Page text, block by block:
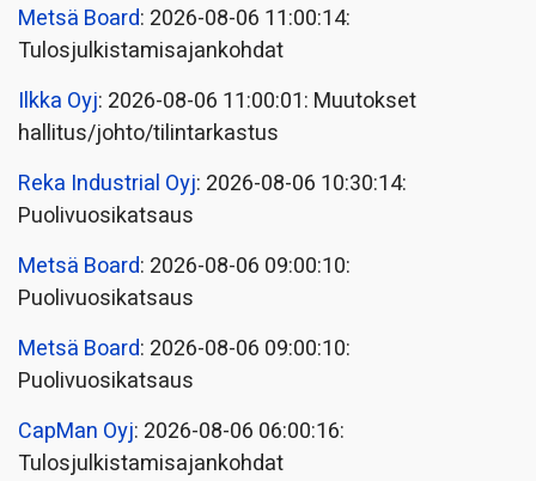
Metsä Board: 2026-08-06 11:00:14:
Tulosjulkistamisajankohdat
Ilkka Oyj: 2026-08-06 11:00:01: Muutokset
hallitus/johto/tilintarkastus
Reka Industrial Oyj: 2026-08-06 10:30:14:
Puolivuosikatsaus
Metsä Board: 2026-08-06 09:00:10:
Puolivuosikatsaus
Metsä Board: 2026-08-06 09:00:10:
Puolivuosikatsaus
CapMan Oyj: 2026-08-06 06:00:16:
Tulosjulkistamisajankohdat